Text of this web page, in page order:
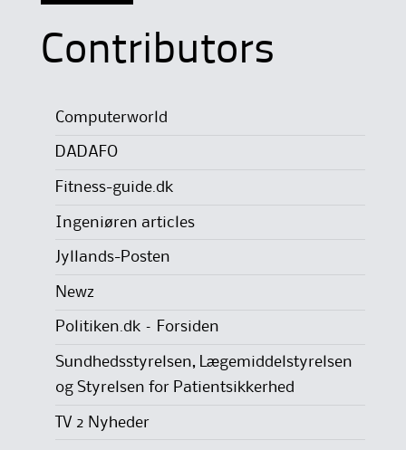
Contributors
Computerworld
DADAFO
Fitness-guide.dk
Ingeniøren articles
Jyllands-Posten
Newz
Politiken.dk – Forsiden
Sundhedsstyrelsen, Lægemiddelstyrelsen
og Styrelsen for Patientsikkerhed
TV 2 Nyheder